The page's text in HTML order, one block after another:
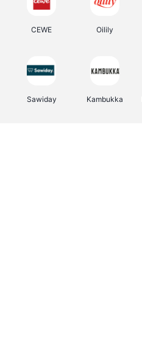
CEWE Oilily
Sawiday Kambukka